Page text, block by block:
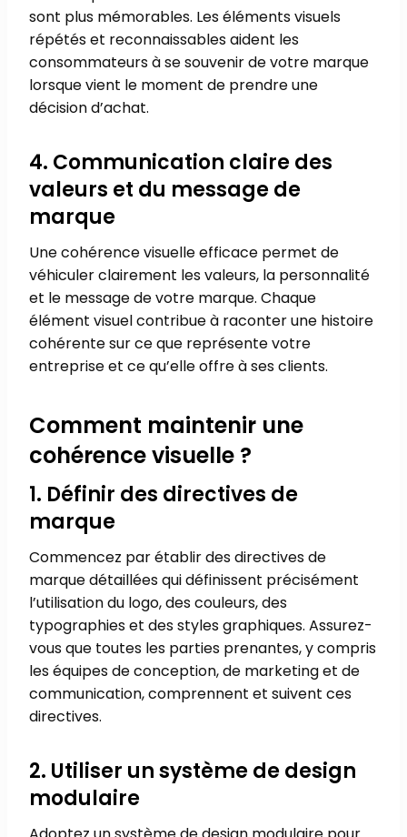
sont plus mémorables. Les éléments visuels
répétés et reconnaissables aident les
consommateurs à se souvenir de votre marque
lorsque vient le moment de prendre une
décision d’achat.
4. Communication claire des
valeurs et du message de
marque
Une cohérence visuelle efficace permet de
véhiculer clairement les valeurs, la personnalité
et le message de votre marque. Chaque
élément visuel contribue à raconter une histoire
cohérente sur ce que représente votre
entreprise et ce qu’elle offre à ses clients.
Comment maintenir une
cohérence visuelle ?
1. Définir des directives de
marque
Commencez par établir des directives de
marque détaillées qui définissent précisément
l’utilisation du logo, des couleurs, des
typographies et des styles graphiques. Assurez-
vous que toutes les parties prenantes, y compris
les équipes de conception, de marketing et de
communication, comprennent et suivent ces
directives.
2. Utiliser un système de design
modulaire